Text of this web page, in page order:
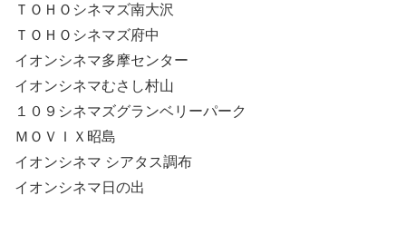
ＴＯＨＯシネマズ南大沢
ＴＯＨＯシネマズ府中
イオンシネマ多摩センター
イオンシネマむさし村山
１０９シネマズグランベリーパーク
ＭＯＶＩＸ昭島
イオンシネマ シアタス調布
イオンシネマ日の出